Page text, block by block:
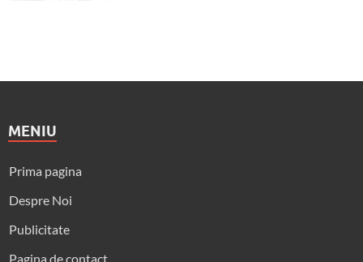
MENIU
Prima pagina
Despre Noi
Publicitate
Pagina de contact